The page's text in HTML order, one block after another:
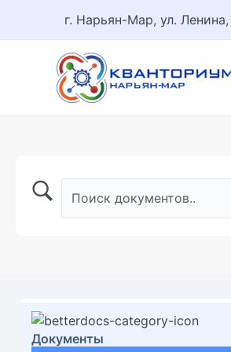
г. Нарьян-Мар, ул.
Документы